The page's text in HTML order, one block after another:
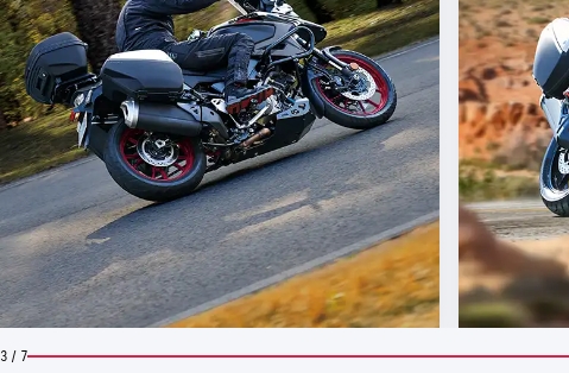
3 / 7